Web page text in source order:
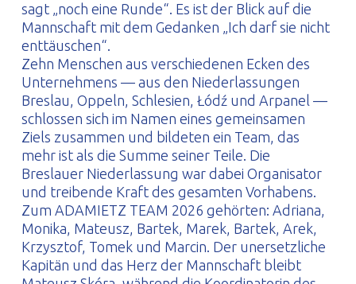
sagt „noch eine Runde“. Es ist der Blick auf die
Mannschaft mit dem Gedanken „Ich darf sie nicht
enttäuschen“.
Zehn Menschen aus verschiedenen Ecken des
Unternehmens — aus den Niederlassungen
Breslau, Oppeln, Schlesien, Łódź und Arpanel —
schlossen sich im Namen eines gemeinsamen
Ziels zusammen und bildeten ein Team, das
mehr ist als die Summe seiner Teile. Die
Breslauer Niederlassung war dabei Organisator
und treibende Kraft des gesamten Vorhabens.
Zum ADAMIETZ TEAM 2026 gehörten: Adriana,
Monika, Mateusz, Bartek, Marek, Bartek, Arek,
Krzysztof, Tomek und Marcin. Der unersetzliche
Kapitän und das Herz der Mannschaft bleibt